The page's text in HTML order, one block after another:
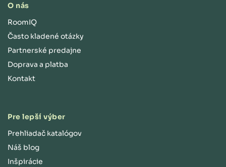
O nás
RoomIQ
Často kladené otázky
Partnerské predajne
Doprava a platba
Kontakt
Pre lepší výber
Prehliadač katalógov
Náš blog
Inšpirácie